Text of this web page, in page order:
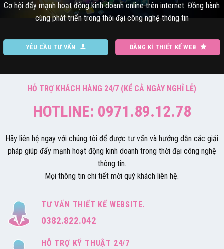
Cơ hội đẩy mạnh hoạt động kinh doanh online trên internet. Đồng hành
cùng phát triển trong thời đại công nghệ thông tin
YÊU CẦU TƯ VẤN ĐĂNG KÍ THIẾT KẾ WEB
HỖ TRỢ KHÁCH HÀNG 24/7 (KỂ CẢ NGÀY NGHỈ LỄ)
HOTLINE: 0971.89.12.78
Hãy liên hệ ngay với chúng tôi để được tư vấn và hướng dẫn các giải
pháp giúp đẩy mạnh hoạt động kinh doanh trong thời đại công nghệ
thông tin.
Mọi thông tin chi tiết mời quý khách liên hệ.
TƯ VẤN THIẾT KẾ WEBSITE.
0382.822.042
HỖ TRỢ KỸ THUẬT 24/7